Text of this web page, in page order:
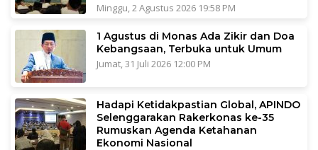
Minggu, 2 Agustus 2026 19:58 PM
1 Agustus di Monas Ada Zikir dan Doa
Kebangsaan, Terbuka untuk Umum
Jumat, 31 Juli 2026 12:00 PM
Hadapi Ketidakpastian Global, APINDO
Selenggarakan Rakerkonas ke-35
Rumuskan Agenda Ketahanan
Ekonomi Nasional